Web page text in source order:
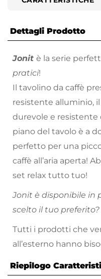
Dettagli Prodotto
Jonit è la serie
pratici!
Il tavolino da caffè
resistente alluminio,
durevole e resistente
piano del tavolo è a
perfetto per una
caffè all’aria aperta!
set relax tutto tuo!
Jonit è disponibile in
scelto il tuo preferito?
Tutti i prodotti che
all’esterno hanno
momenti di inutilizzo,
Riepilogo